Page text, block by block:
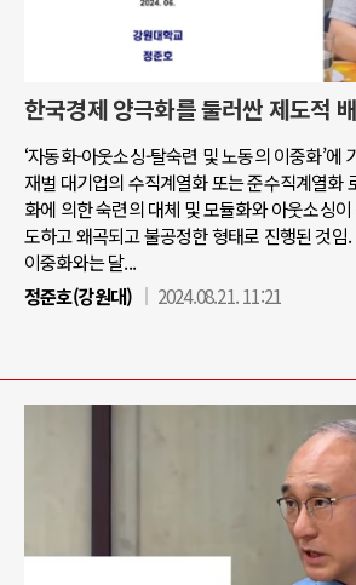
한국경제 양극화를 둘러싼 제도적
‘자동화-아웃소싱-탈숙련 및 노동의 이중화’에
재벌 대기업의 수직계열화 또는 준수직계열화
화에 의한 숙련의 대체 및 모듈화와 아웃소싱
도하고 왜곡되고 불공정한 형태로 진행된 것임
이중화와는 달...
정준호(강원대)
2024.08.21. 11:21